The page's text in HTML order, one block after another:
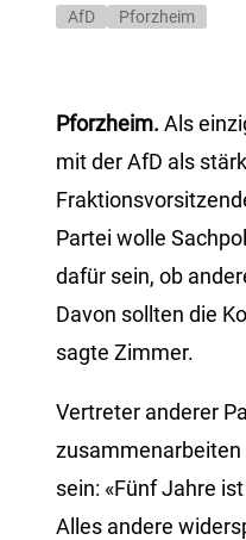
AfD Pforzheim
Pforzheim. Als
mit der AfD als
Partei wolle
dafür sein, ob
Davon sollten die
sagte Zimmer.
Vertreter anderer
zusammenarbeiten
sein: «Fünf Jahre
Alles andere